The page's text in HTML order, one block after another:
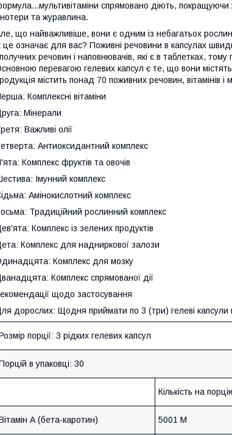
спрямовано діють, покращуючи
та журавлина.
що найважливіше, вони є одним із небагатьох
це означає для вас? Поживні речовини в капсулах
речовин і наповнювачів, які є в таблетках,
перевагою гелевих капсул є те, що вони
містить понад 70 поживних речовин, вітамінів і
Комплексні вітаміни
Мінерали
Важливі олії
Антиоксидантний комплекс
Комплекс фруктів та овочів
Імунний комплекс
Амінокислотний комплекс
Традиційний рослинний комплекс
Комплекс із зелених продуктів
Комплекс для надниркової залози
Комплекс для мозку
Комплекс спрямованої дії
щодо застосування
дорослих: Щодня приймати по 3 (три) гелеві капсули
порції: 3 рідких гелевих капсул
в упаковці: 30
Кількість на
А (бета-каротин) 5001 М